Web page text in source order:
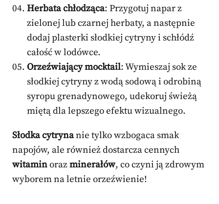
Herbata chłodząca: Przygotuj napar z
zielonej lub czarnej herbaty, a następnie
dodaj plasterki słodkiej cytryny i schłódź
całość w lodówce.
Orzeźwiający mocktail: Wymieszaj sok ze
słodkiej cytryny z wodą sodową i odrobiną
syropu grenadynowego, udekoruj świeżą
miętą dla lepszego efektu wizualnego.
Słodka cytrynanie tylko wzbogaca smak
napojów, ale również dostarcza cennych
witaminorazminerałów, co czyni ją zdrowym
wyborem na letnie orzeźwienie!